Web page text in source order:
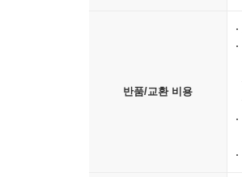
반품/교환 비용